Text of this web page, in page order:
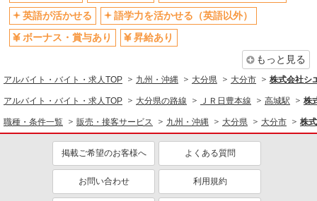
英語が活かせる
語学力を活かせる（英語以外）
ボーナス・賞与あり
昇給あり
もっと見る
アルバイト・バイト・求人TOP 九州・沖縄 大分県 大分市 株式会社シ
アルバイト・バイト・求人TOP 大分県の路線 ＪＲ日豊本線 高城駅 株
職種・条件一覧 販売・接客サービス 九州・沖縄 大分県 大分市 株
掲載ご希望のお客様へ よくある質問
お問い合わせ 利用規約